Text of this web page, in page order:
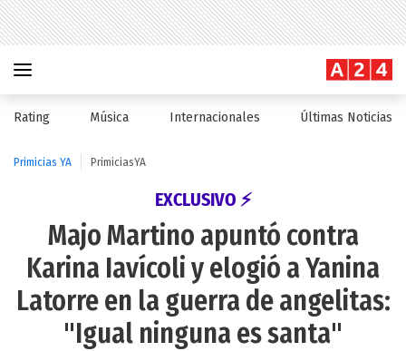
Rating Música Internacionales Últimas Noticias
Primicias YA PrimiciasYA
EXCLUSIVO ⚡
Majo Martino apuntó contra
Karina Iavícoli y elogió a Yanina
Latorre en la guerra de angelitas:
"Igual ninguna es santa"